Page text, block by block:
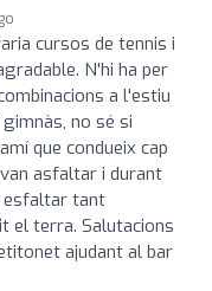
cursos de tennis i
N'hi ha per
a l'estiu
no sé si
que condueix cap
asfaltar i durant
esfaltar tant
el terra. Salutacions
ajudant al bar